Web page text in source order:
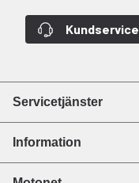
Kundservice
Servicetjänster
Information